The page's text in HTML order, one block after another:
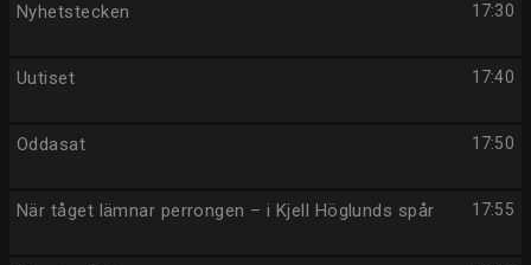
17:30
Nyhetstecken
17:40
Uutiset
17:50
Oddasat
17:55
När tåget lämnar perrongen – i Kjell Höglunds spår